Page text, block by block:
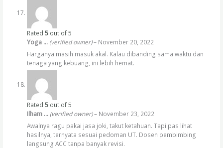
Rated 5out of 5
Yoga … (verified owner) – November 20, 2022
Harganya masih masuk akal. Kalau dibanding sama waktu dan
tenaga yang kebuang, ini lebih hemat.
Rated 5out of 5
Ilham … (verified owner) – November 23, 2022
Awalnya ragu pakai jasa joki, takut ketahuan. Tapi pas lihat
hasilnya, ternyata sesuai pedoman UT. Dosen pembimbing
langsung ACC tanpa banyak revisi.